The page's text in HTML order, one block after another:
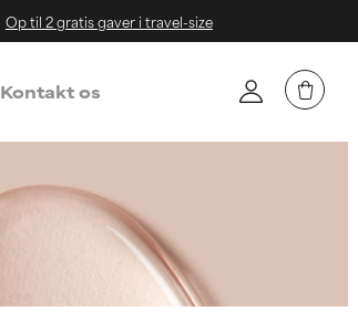
Op til 2 gratis gaver i travel-size
Kontakt os